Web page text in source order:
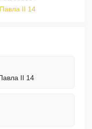
ІІ 14
ІІ 14